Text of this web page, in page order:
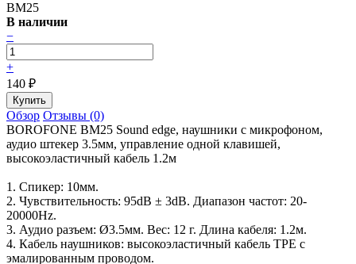
BM25
В наличии
−
+
140 ₽
Обзор Отзывы (0)
BOROFONE BM25 Sound edge, наушники с микрофоном,
аудио штекер 3.5мм, управление одной клавишей,
высокоэластичный кабель 1.2м
1. Спикер: 10мм.
2. Чувствительность: 95dB ± 3dB. Диапазон частот: 20-
20000Hz.
3. Аудио разъем: Ø3.5мм. Вес: 12 г. Длина кабеля: 1.2м.
4. Кабель наушников: высокоэластичный кабель TPE с
эмалированным проводом.